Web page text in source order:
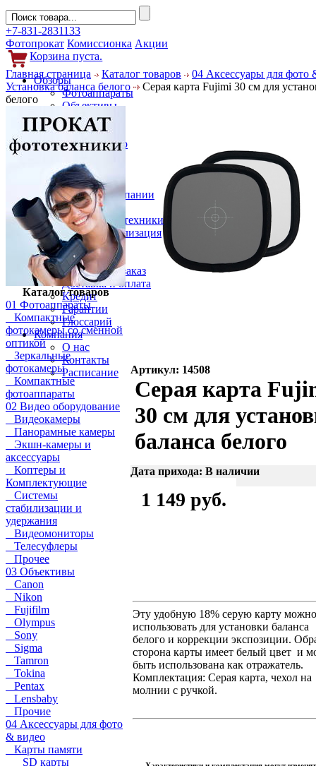
+7-831-2831133
Фотопрокат Комиссионка Акции
Корзина пуста.
Обзоры
Фотоаппараты
Объективы
Фильтры
Новости
Фото и видео
Аксессуары
Слухи
Новости компании
Услуги
Прокат фототехники
Выкуп и реализация
Покупателям
Акции
Как сделать заказ
Доставка и оплата
Кредит
Гарантии
Глоссарий
Компания
О нас
Контакты
Расписание
Главная страница Каталог товаров
04 Аксессуары для фото
Установка баланса белого
Серая карта Fujimi 30 см для
белого
Каталог товаров
01 Фотоаппараты
Компактные
фотокамеры со сменной
оптикой
Зеркальные
фотокамеры
Компактные
фотоаппараты
02 Видео оборудование
Видеокамеры
Панорамные камеры
Экшн-камеры и
аксессуары
Коптеры и
Комплектующие
Системы
стабилизации и
удержания
Видеомониторы
Телесуфлеры
Прочее
03 Объективы
Canon
Nikon
Fujifilm
Olympus
Sony
Sigma
Tamron
Tokina
Pentax
Lensbaby
Прочие
04 Аксессуары для фото
& видео
Карты памяти
SD карты
Артикул: 14508
Серая карта
30 см для
баланса белого
Дата прихода: В наличии
1 149 руб.
Эту удобную 18% серую карту можно
использовать для установки баланса
белого и коррекции экспозиции.
сторона карты имеет белый цвет и
быть использована как отражатель.
Комплектация: Серая карта, чехол на
молнии с ручкой.